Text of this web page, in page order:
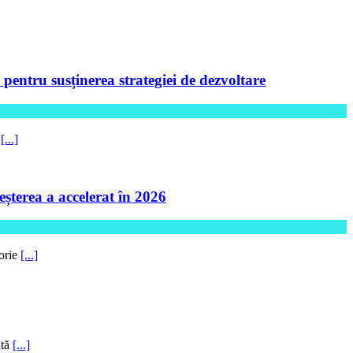
susținerea strategiei de dezvoltare
[...]
a accelerat în 2026
[...]
[...]